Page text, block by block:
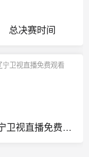
总决赛时间
辽宁卫视直播免费观看